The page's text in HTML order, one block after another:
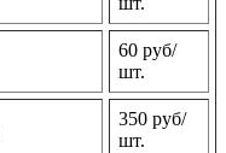
60 руб/
шт.
350 руб/
шт.